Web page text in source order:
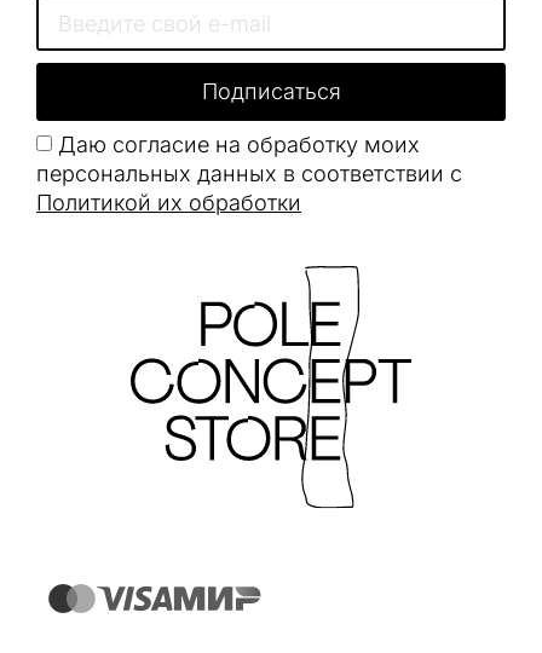
Даю согласие на обработку моих
персональных данных в соответствии с
Политикой их обработки
Подписаться